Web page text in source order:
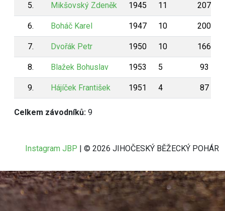
5. Mikšovský Zdeněk 1945 11 207
6. Boháč Karel 1947 10 200
7. Dvořák Petr 1950 10 166
8. Blažek Bohuslav 1953 5 93
9. Hájíček František 1951 4 87
Celkem závodníků: 9
Instagram JBP | © 2026 JIHOČESKÝ BĚŽECKÝ POHÁR